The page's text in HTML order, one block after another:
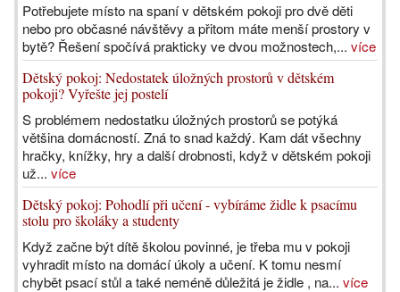
Potřebujete místo na spaní v dětském pokoji pro dvě děti
nebo pro občasné návštěvy a přitom máte menší prostory v
bytě? Řešení spočívá prakticky ve dvou možnostech,... více
Dětský pokoj: Nedostatek úložných prostorů v dětském
pokoji? Vyřešte jej postelí
S problémem nedostatku úložných prostorů se potýká
většina domácností. Zná to snad každý. Kam dát všechny
hračky, knížky, hry a další drobnosti, když v dětském pokoji
už... více
Dětský pokoj: Pohodlí při učení - vybíráme židle k psacímu
stolu pro školáky a studenty
Když začne být dítě školou povinné, je třeba mu v pokoji
vyhradit místo na domácí úkoly a učení. K tomu nesmí
chybět psací stůl a také neméně důležitá je židle , na... více